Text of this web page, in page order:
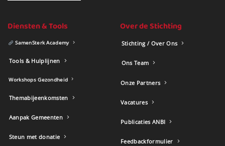
Diensten & Tools
SamenSterk Academy
Tools & Hulplijnen
Workshops Gezondheid
Themabijeenkomsten
Aanpak Gemeenten
Steun met donatie
Over de Stichting
Stichting / Over Ons
Ons Team
Onze Partners
Vacatures
Publicaties ANBI
Feedbackformulier